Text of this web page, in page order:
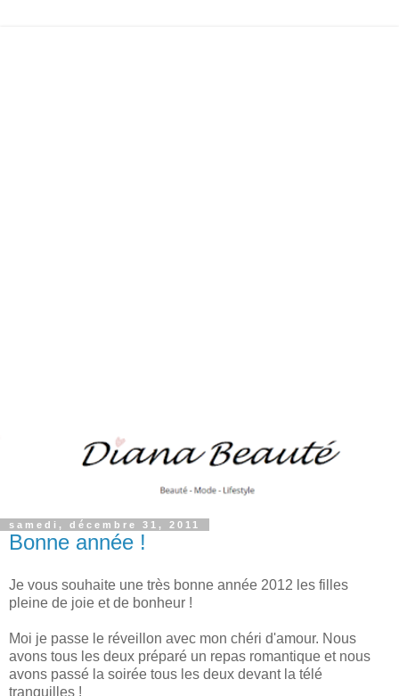
samedi, décembre 31, 2011
Bonne année !
Je vous souhaite une très bonne année 2012 les filles
pleine de joie et de bonheur !
Moi je passe le réveillon avec mon chéri d'amour. Nous
avons tous les deux préparé un repas romantique et nous
avons passé la soirée tous les deux devant la télé
tranquilles !